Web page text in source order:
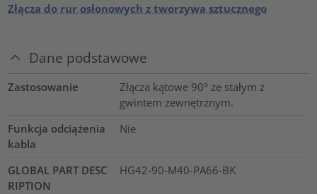
Złącza do rur osłonowych z tworzywa sztucznego
Dane podstawowe
Zastosowanie
Złącza kątowe 90° ze stałym z
gwintem zewnętrznym.
Funkcja odciążenia
kabla
Nie
GLOBAL PART DESC
RIPTION
HG42-90-M40-PA66-BK